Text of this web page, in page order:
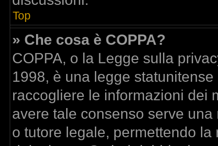
Top
» Che cosa è COPPA?
COPPA, o la Legge sulla
1998, è una legge
raccogliere le informazioni dei
avere tale consenso serve
o tutore legale, permettendo